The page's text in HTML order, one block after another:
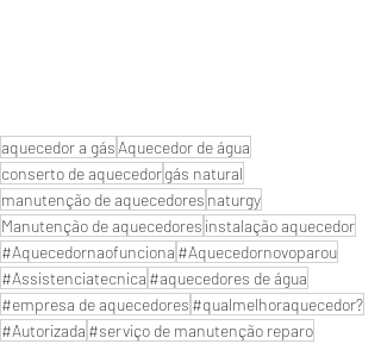
aquecedor a gás Aquecedor de água
conserto de aquecedorgás natural
manutenção de aquecedores naturgy
Manutenção de aquecedores instalação aquecedor
#Aquecedornaofunciona #Aquecedornovoparou
#Assistenciatecnica #aquecedores de água
#empresa de aquecedores #qualmelhoraquecedor?
#Autorizada #serviço de manutenção reparo